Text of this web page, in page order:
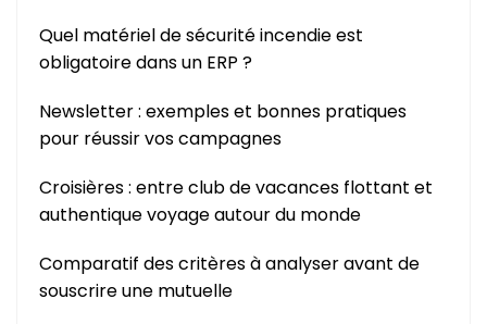
Quel matériel de sécurité incendie est
obligatoire dans un ERP ?
Newsletter : exemples et bonnes pratiques
pour réussir vos campagnes
Croisières : entre club de vacances flottant et
authentique voyage autour du monde
Comparatif des critères à analyser avant de
souscrire une mutuelle